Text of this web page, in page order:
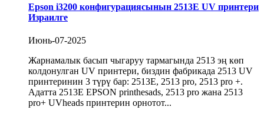
Epson i3200 конфигурациясынын 2513E UV принтери
Израилге
Июнь-07-2025
Жарнамалык басып чыгаруу тармагында 2513 эң көп
колдонулган UV принтери, биздин фабрикада 2513 UV
принтеринин 3 түрү бар: 2513E, 2513 pro, 2513 pro +.
Адатта 2513E EPSON printhesads, 2513 pro жана 2513
pro+ UVheads принтерин орнотот...